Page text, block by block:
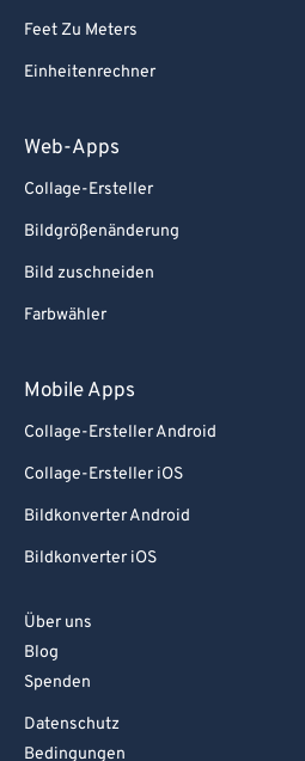
Feet Zu Meters
Einheitenrechner
Web-Apps
Collage-Ersteller
Bildgrößenänderung
Bild zuschneiden
Farbwähler
Mobile Apps
Collage-Ersteller Android
Collage-Ersteller iOS
Bildkonverter Android
Bildkonverter iOS
Über uns
Blog
Spenden
Datenschutz
Bedingungen